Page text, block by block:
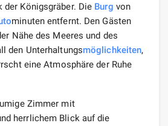
Königsgräber. Die Burg von
minuten entfernt. Den Gästen
Nähe des Meeres und des
den Unterhaltungsmöglichkeiten,
eine Atmosphäre der Ruhe
Zimmer mit
herrlichem Blick auf die